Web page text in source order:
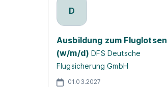
D
Ausbildung zum Fluglotsen
(w/m/d) DFS Deutsche
Flugsicherung GmbH
01.03.2027